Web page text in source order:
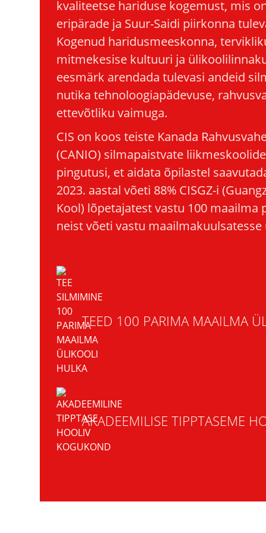
kvaliteetse hariduse kogemust, mis
eripärade ja Suur-Saidi piirkonna
Kogenud haridusmeeskonna,
mitmekesise kultuuri ja
eesmärk arendada tulevasi andeid
nutika tehnoloogiapädevuse,
ettevõtliku vaimuga.
CIS on koos teiste Kanada
(CANIO) silmapaistvate
pingutusi, et aidata õpilastel
2023. aastal võeti 88% CISGZ-i
Kool) lõpetajatest vastu 100 maailma
neist võeti vastu
TEED 100 PARIMA MAAILMA
AKADEEMILISE TIPPTASEME